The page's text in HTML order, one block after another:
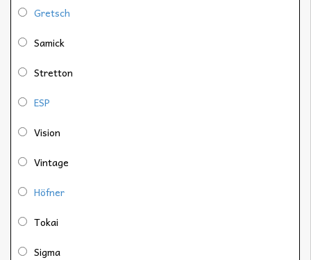
Gretsch
Samick
Stretton
ESP
Vision
Vintage
Höfner
Tokai
Sigma